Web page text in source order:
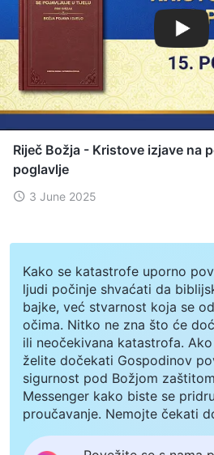
Riječ Božja - Kristove izjave na
poglavlje
3 June 2025
Kako se katastrofe uporno
ljudi počinje shvaćati da
bajke, već stvarnost koja se
očima. Nitko ne zna što će
ili neočekivana katastrofa.
želite dočekati Gospodinov
sigurnost pod Božjom
Messenger kako biste se
proučavanje. Nemojte čekati